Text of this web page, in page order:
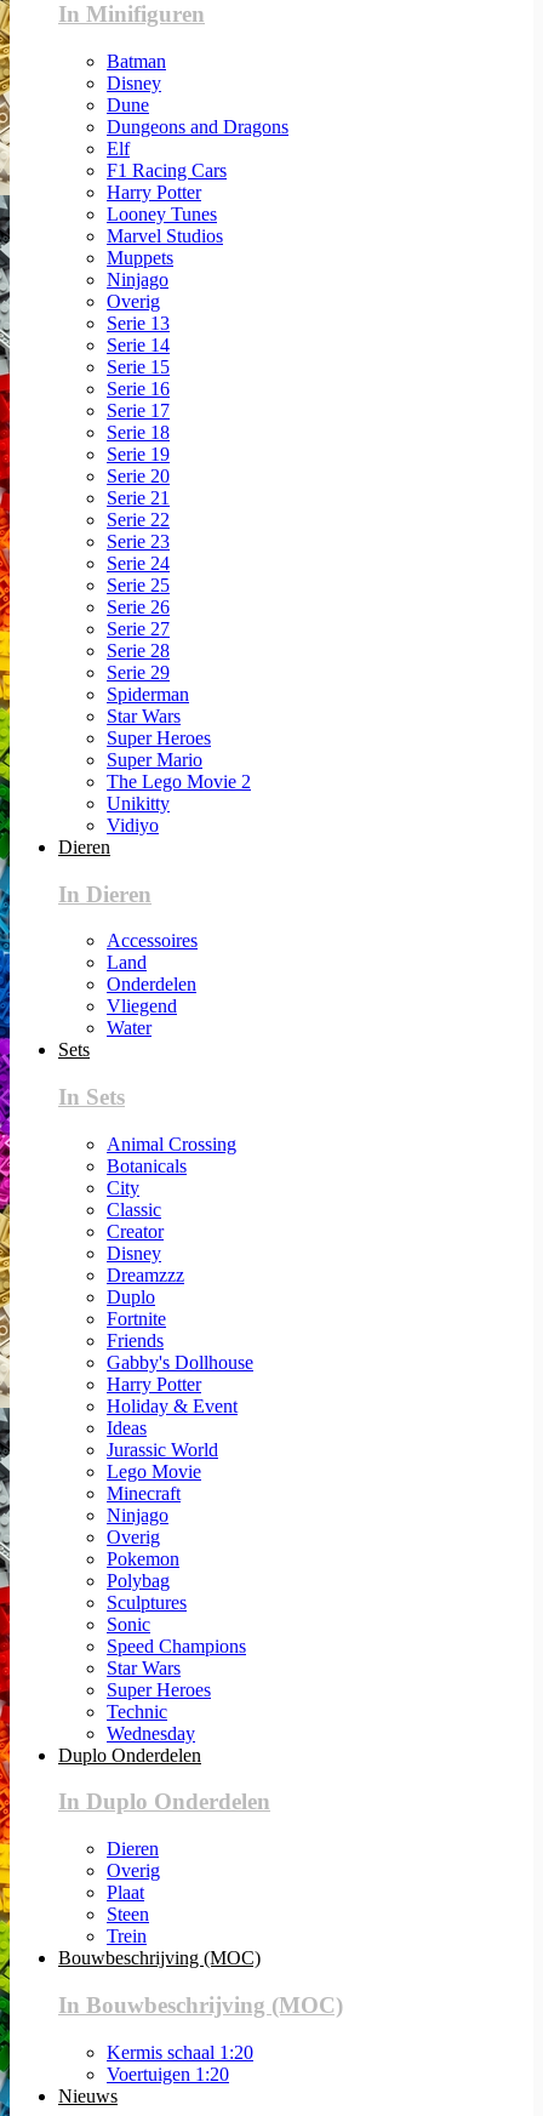
In Minifiguren
Batman
Disney
Dune
Dungeons and Dragons
Elf
F1 Racing Cars
Harry Potter
Looney Tunes
Marvel Studios
Muppets
Ninjago
Overig
Serie 13
Serie 14
Serie 15
Serie 16
Serie 17
Serie 18
Serie 19
Serie 20
Serie 21
Serie 22
Serie 23
Serie 24
Serie 25
Serie 26
Serie 27
Serie 28
Serie 29
Spiderman
Star Wars
Super Heroes
Super Mario
The Lego Movie 2
Unikitty
Vidiyo
Dieren
In Dieren
Accessoires
Land
Onderdelen
Vliegend
Water
Sets
In Sets
Animal Crossing
Botanicals
City
Classic
Creator
Disney
Dreamzzz
Duplo
Fortnite
Friends
Gabby's Dollhouse
Harry Potter
Holiday & Event
Ideas
Jurassic World
Lego Movie
Minecraft
Ninjago
Overig
Pokemon
Polybag
Sculptures
Sonic
Speed Champions
Star Wars
Super Heroes
Technic
Wednesday
Duplo Onderdelen
In Duplo Onderdelen
Dieren
Overig
Plaat
Steen
Trein
Bouwbeschrijving (MOC)
In Bouwbeschrijving (MOC)
Kermis schaal 1:20
Voertuigen 1:20
Nieuws